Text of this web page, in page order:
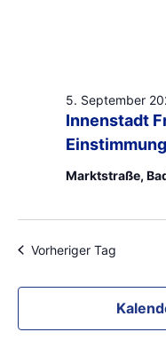
Innenstadt
5. September
Marktstraße,
Vorheriger Tag